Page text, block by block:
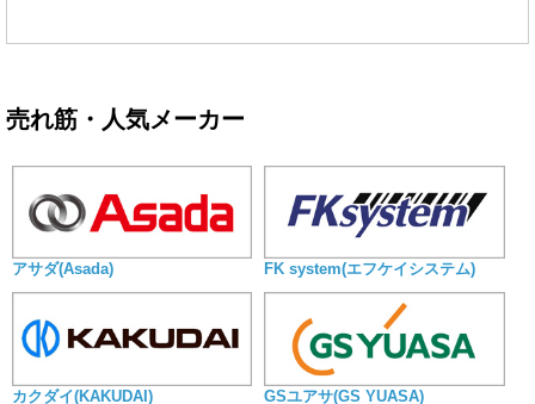
売れ筋・人気メーカー
アサダ(Asada) FK system(エフケイシステム)
カクダイ(KAKUDAI) GSユアサ(GS YUASA)